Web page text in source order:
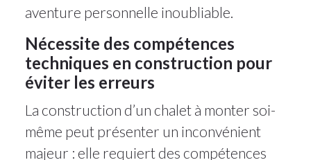
aventure personnelle inoubliable.
Nécessite des compétences
techniques en construction pour
éviter les erreurs
La construction d’un chalet à monter soi-
même peut présenter un inconvénient
majeur : elle requiert des compétences